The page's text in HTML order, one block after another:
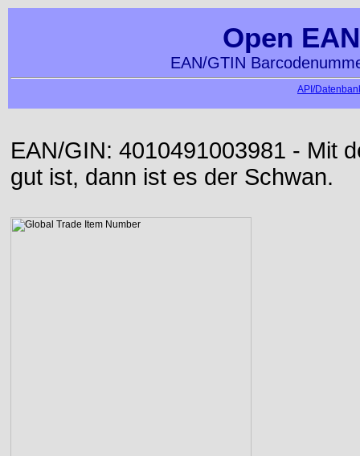
Open
EAN/GTIN
API/
EAN/GIN: 4010491003981 - Mit
gut ist, dann ist es der Schwan.